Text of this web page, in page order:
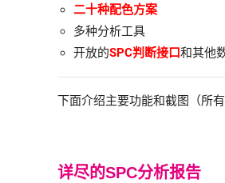
二十种配色方案
多种分析工具
开放的SPC判断接口和其他
下面介绍主要功能和截图（所
详尽的SPC分析报告